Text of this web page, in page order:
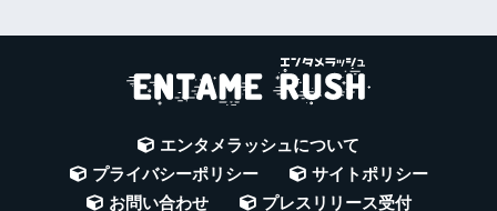
エンタメラッシュについて
プライバシーポリシー
サイトポリシー
お問い合わせ
プレスリリース受付